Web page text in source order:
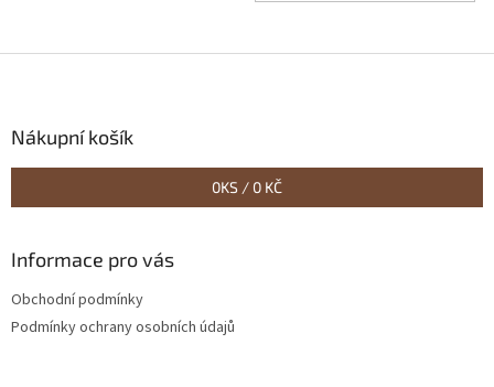
Nákupní košík
0KS / 0 KČ
Informace pro vás
Obchodní podmínky
Podmínky ochrany osobních údajů